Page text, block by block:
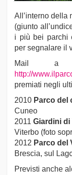
All’interno della
(giunto
i più bei parchi
per segnalare il
Mail a
http://
premiati negli
2010 Parco del
Cuneo
2011 Giardini di
Viterbo (foto
2012 Parco del
Brescia, sul
Previsti anche